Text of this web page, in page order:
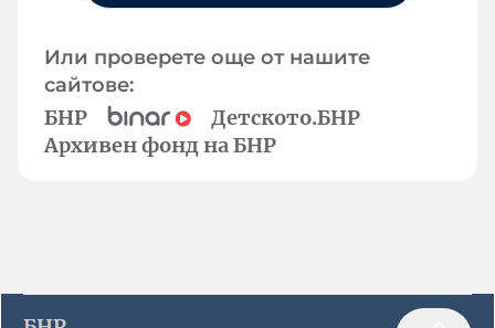
Или проверете още от нашите
сайтове:
БНР
Детското.БНР
Архивен фонд на БНР